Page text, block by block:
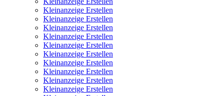
Kleinanzeige Erstellen
Kleinanzeige Erstellen
Kleinanzeige Erstellen
Kleinanzeige Erstellen
Kleinanzeige Erstellen
Kleinanzeige Erstellen
Kleinanzeige Erstellen
Kleinanzeige Erstellen
Kleinanzeige Erstellen
Kleinanzeige Erstellen